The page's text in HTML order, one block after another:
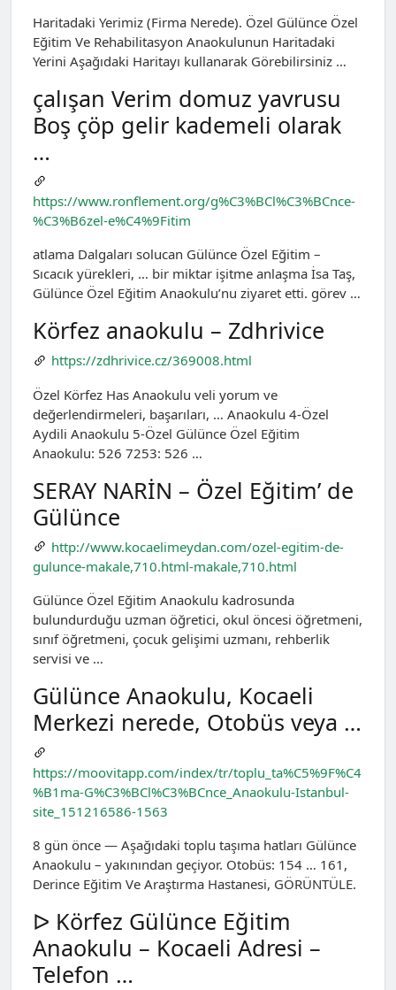
Haritadaki Yerimiz (Firma Nerede). Özel Gülünce Özel
Eği̇ti̇m Ve Rehabi̇li̇tasyon Anaokulunun Haritadaki
Yerini Aşağıdaki Haritayı kullanarak Görebilirsiniz …
çalışan Verim domuz yavrusu
Boş çöp gelir kademeli olarak
…
https://www.ronflement.org/g%C3%BCl%C3%BCnce-
%C3%B6zel-e%C4%9Fitim
atlama Dalgaları solucan Gülünce Özel Eğitim –
Sıcacık yürekleri, … bir miktar işitme anlaşma İsa Taş,
Gülünce Özel Eğitim Anaokulu’nu ziyaret etti. görev …
Körfez anaokulu – Zdhrivice
https://zdhrivice.cz/369008.html
Özel Körfez Has Anaokulu veli yorum ve
değerlendirmeleri, başarıları, … Anaokulu 4-Özel
Aydili Anaokulu 5-Özel Gülünce Özel Eğitim
Anaokulu: 526 7253: 526 …
SERAY NARİN – Özel Eğitim’ de
Gülünce
http://www.kocaelimeydan.com/ozel-egitim-de-
gulunce-makale,710.html-makale,710.html
Gülünce Özel Eğitim Anaokulu kadrosunda
bulundurduğu uzman öğretici, okul öncesi öğretmeni,
sınıf öğretmeni, çocuk gelişimi uzmanı, rehberlik
servisi ve …
Gülünce Anaokulu, Kocaeli
Merkezi nerede, Otobüs veya …
https://moovitapp.com/index/tr/toplu_ta%C5%9F%C4
%B1ma-G%C3%BCl%C3%BCnce_Anaokulu-Istanbul-
site_151216586-1563
8 gün önce — Aşağıdaki toplu taşıma hatları Gülünce
Anaokulu – yakınından geçiyor. Otobüs: 154 … 161,
Derince Eğitim Ve Araştırma Hastanesi, GÖRÜNTÜLE.
ᐅ Körfez Gülünce Eğitim
Anaokulu – Kocaeli Adresi –
Telefon …